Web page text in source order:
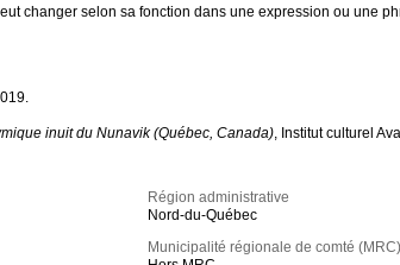
changer selon sa fonction dans une expression ou une
inuit du Nunavik (Québec, Canada), Institut culturel
Région administrative
Nord-du-Québec
Municipalité régionale de comté (MRC)